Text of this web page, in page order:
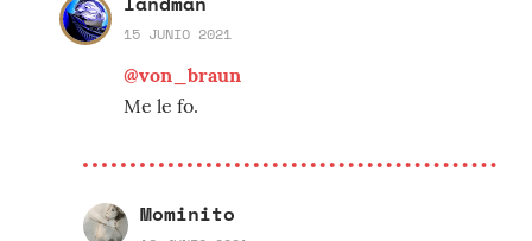
15 JUNIO 2021
@von_braun
Me le fo.
Mominito